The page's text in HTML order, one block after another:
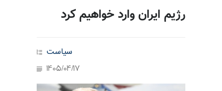
رژیم ایران وارد خواهیم کرد
سیاست
1405/04/17